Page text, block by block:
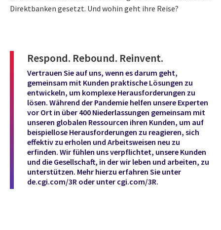
Direktbanken gesetzt. Und wohin geht ihre Reise?
Respond. Rebound. Reinvent.
Vertrauen Sie auf uns, wenn es darum geht,
gemeinsam mit Kunden praktische Lösungen zu
entwickeln, um komplexe Herausforderungen zu
lösen. Während der Pandemie helfen unsere Experten
vor Ort in über 400 Niederlassungen gemeinsam mit
unseren globalen Ressourcen ihren Kunden, um auf
beispiellose Herausforderungen zu reagieren, sich
effektiv zu erholen und Arbeitsweisen neu zu
erfinden. Wir fühlen uns verpflichtet, unsere Kunden
und die Gesellschaft, in der wir leben und arbeiten, zu
unterstützen. Mehr hierzu erfahren Sie unter
de.cgi.com/3R oder unter cgi.com/3R.